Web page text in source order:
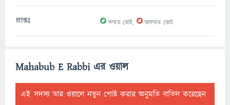
প্রাপ্তঃ 0সম্মত ভোট, 0অসম্মত ভোট
Mahabub E Rabbi এর ওয়াল
এই সদস্য তার ওয়ালে নতুন পোষ্ট করার অনুমতি বাতিল করেছেন